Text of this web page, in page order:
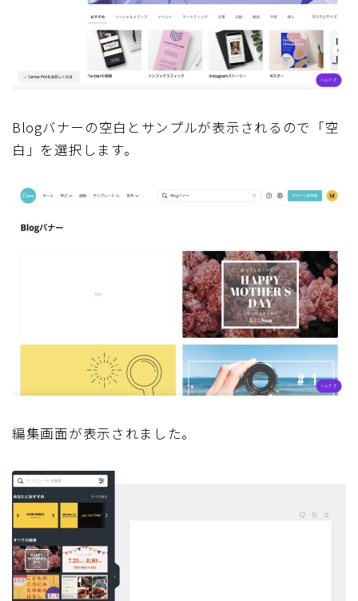
Blogバナーの空白とサンプルが表示されるので「空
白」を選択します。
編集画面が表示されました。